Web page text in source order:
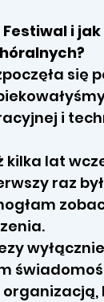
i
się
i
kilka lat
raz